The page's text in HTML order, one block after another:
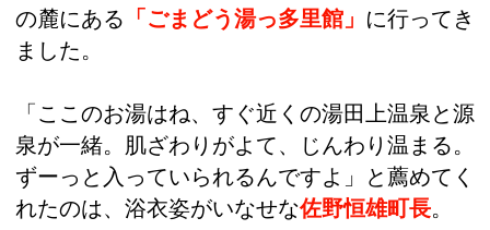
の麓にある 「ごまどう湯っ多里館」 に行ってき
ました。
「ここのお湯はね、すぐ近くの湯田上温泉と源
泉が一緒。肌ざわりがよて、じんわり温まる。
ずーっと入っていられるんですよ」と薦めてく
れたのは、浴衣姿がいなせな佐野恒雄町長。